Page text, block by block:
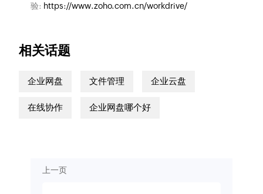
验: https://www.zoho.com.cn/workdrive/
相关话题
企业网盘 文件管理 企业云盘
在线协作 企业网盘哪个好
上一页